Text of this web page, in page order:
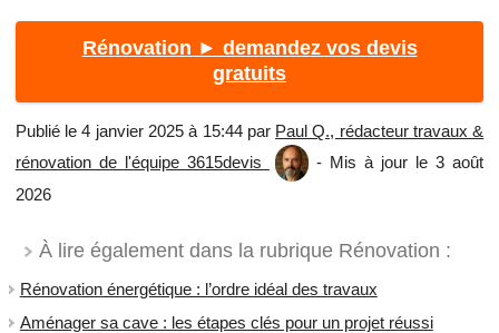
Rénovation ► demandez vos devis
gratuits
Publié le 4 janvier 2025 à 15:44 par Paul Q., rédacteur travaux &
rénovation de l'équipe 3615devis
- Mis à jour le 3 août
2026
À lire également dans la rubrique Rénovation :
Rénovation énergétique : l’ordre idéal des travaux
Aménager sa cave : les étapes clés pour un projet réussi